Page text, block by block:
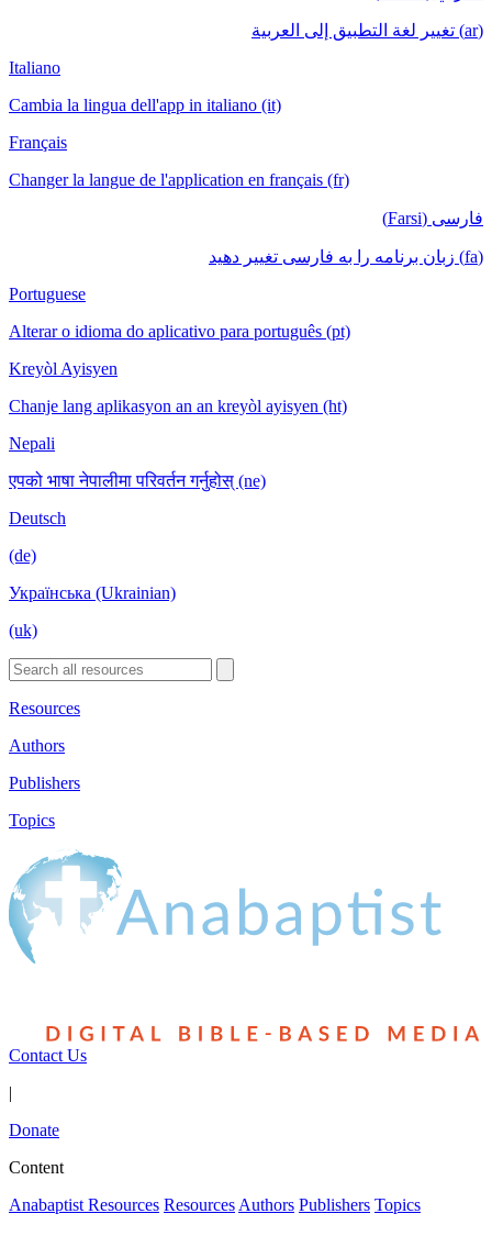
(ar) تغيير لغة التطبيق إلى العربية
Italiano
Cambia la lingua dell'app in italiano (it)
Français
Changer la langue de l'application en français (fr)
فارسی (Farsi)
(fa) زبان برنامه را به فارسی تغییر دهید
Portuguese
Alterar o idioma do aplicativo para português (pt)
Kreyòl Ayisyen
Chanje lang aplikasyon an an kreyòl ayisyen (ht)
Nepali
एपको भाषा नेपालीमा परिवर्तन गर्नुहोस् (ne)
Deutsch
(de)
Українська (Ukrainian)
(uk)
Resources
Authors
Publishers
Topics
Contact Us
|
Donate
Content
Anabaptist Resources Resources Authors Publishers Topics